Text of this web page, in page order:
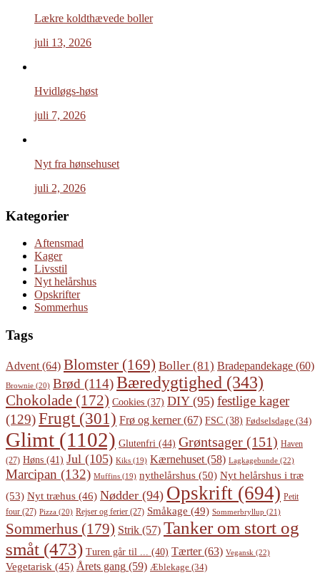
Lækre koldthævede boller
juli 13, 2026
Hvidløgs-høst
juli 7, 2026
Nyt fra hønsehuset
juli 2, 2026
Kategorier
Aftensmad
Kager
Livsstil
Nyt helårshus
Opskrifter
Sommerhus
Tags
Advent (64) Blomster (169) Boller (81) Bradepandekage (60)
Brownie (20) Brød (114)Bæredygtighed (343)
Chokolade (172) Cookies (37) DIY(95) festlige kager
(129)Frugt (301) Frø og kerner(67) FSC (38) Fødselsdage (34)
Glimt (1102) Glutenfri (44) Grøntsager (151) Haven
(27) Høns (41) Jul (105) Kiks (19) Kærnehuset (58) Lagkagebunde (22)
Marcipan (132) Muffins (19) nythelårshus (50) Nyt helårshus i træ
(53) Nyt træhus (46) Nødder (94) Opskrift (694) Petit
four (27) Pizza (20) Rejser og ferier (27) Småkage (49) Sommerbryllup (21)
Sommerhus (179) Strik (57) Tanker om stort og
småt (473) Turen går til ... (40) Tærter(63) Vegansk (22)
Vegetarisk (45) Årets gang (59) Æblekage (34)